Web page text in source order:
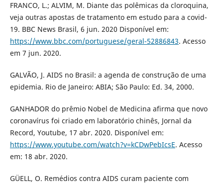
FRANCO, L.; ALVIM, M. Diante das polêmicas da cloroquina,
veja outras apostas de tratamento em estudo para a covid-
19. BBC News Brasil, 6 jun. 2020 Disponível em:
https://www.bbc.com/portuguese/geral-52886843. Acesso
em 7 jun. 2020.
GALVÃO, J. AIDS no Brasil: a agenda de construção de uma
epidemia. Rio de Janeiro: ABIA; São Paulo: Ed. 34, 2000.
GANHADOR do prêmio Nobel de Medicina afirma que novo
coronavírus foi criado em laboratório chinês, Jornal da
Record, Youtube, 17 abr. 2020. Disponível em:
https://www.youtube.com/watch?v=kCDwPebIcsE. Acesso
em: 18 abr. 2020.
GÜELL, O. Remédios contra AIDS curam paciente com